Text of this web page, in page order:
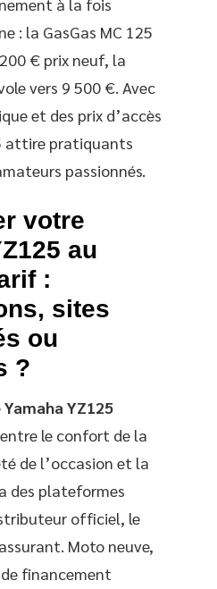
: la GasGas MC 125
€ prix neuf, la
vers 9 500 €. Avec
et des prix d’accès
attire pratiquants
passionnés.
votre
au
:
sites
ou
?
Yamaha YZ125
le confort de la
de l’occasion et la
des plateformes
officiel, le
Moto neuve,
financement